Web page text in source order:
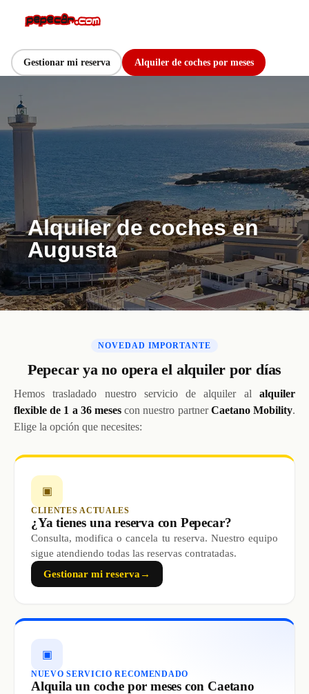
Gestionar mi reserva Alquiler de coches por meses
Alquiler de coches en
Augusta
NOVEDAD IMPORTANTE
Pepecar ya no opera el alquiler por días
Hemos trasladado nuestro servicio de alquiler al alquiler
flexible de 1 a 36 meses con nuestro partnerCaetano Mobility.
Elige la opción que necesites:
▣
CLIENTES ACTUALES
¿Ya tienes una reserva con Pepecar?
Consulta, modifica o cancela tu reserva. Nuestro equipo
sigue atendiendo todas las reservas contratadas.
Gestionar mi reserva →
▣
NUEVO SERVICIO RECOMENDADO
Alquila un coche por meses con Caetano